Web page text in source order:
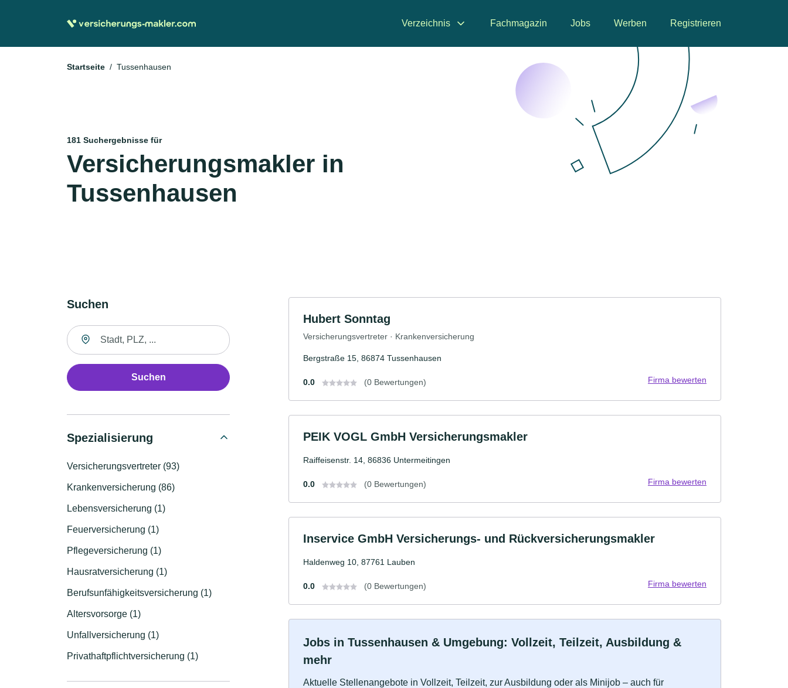
Verzeichnis Fachmagazin Jobs Werben Registrieren
Startseite Tussenhausen
181 Suchergebnisse für
Versicherungsmakler in
Tussenhausen
Suchen
Suche nach Ort
Suchen
Spezialisierung
Versicherungsvertreter (93)
Krankenversicherung (86)
Lebensversicherung (1)
Feuerversicherung (1)
Pflegeversicherung (1)
Hausratversicherung (1)
Berufsunfähigkeitsversicherung (1)
Altersvorsorge (1)
Unfallversicherung (1)
Privathaftpflichtversicherung (1)
Hubert Sonntag
Versicherungsvertreter · Krankenversicherung
Bergstraße 15, 86874 Tussenhausen
0.0 (0 Bewertungen) Firma bewerten
PEIK VOGL GmbH Versicherungsmakler
Raiffeisenstr. 14, 86836 Untermeitingen
0.0 (0 Bewertungen) Firma bewerten
Inservice GmbH Versicherungs- und Rückversicherungsmakler
Haldenweg 10, 87761 Lauben
0.0 (0 Bewertungen) Firma bewerten
Jobs in Tussenhausen & Umgebung: Vollzeit, Teilzeit, Ausbildung &
mehr
Aktuelle Stellenangebote in Vollzeit, Teilzeit, zur Ausbildung oder als Minijob – auch für